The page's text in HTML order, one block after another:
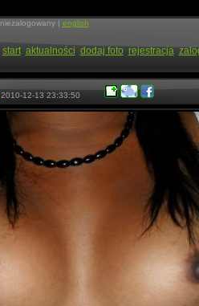
niezalogowany | english
start aktualności dodaj foto rejestracja
2010-12-13 23:33:50